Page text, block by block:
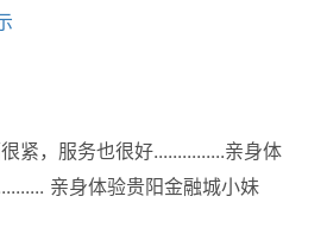
紧，服务也很好...............亲身体
亲身体验贵阳金融城小妹